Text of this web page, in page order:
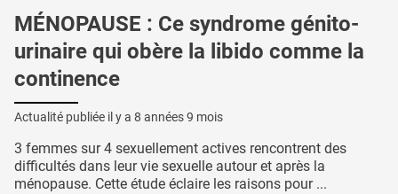
MÉNOPAUSE : Ce syndrome génito-
urinaire qui obère la libido comme la
continence
Actualité publiée il y a 8 années 9 mois
3 femmes sur 4 sexuellement actives rencontrent des
difficultés dans leur vie sexuelle autour et après la
ménopause. Cette étude éclaire les raisons pour ...